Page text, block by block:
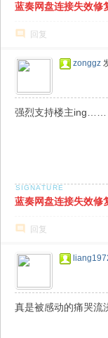
蓝奏网盘连接失效修
回复
zonggz
强烈支持楼主ing……
蓝奏网盘连接失效修
回复
真是被感动的痛哭流